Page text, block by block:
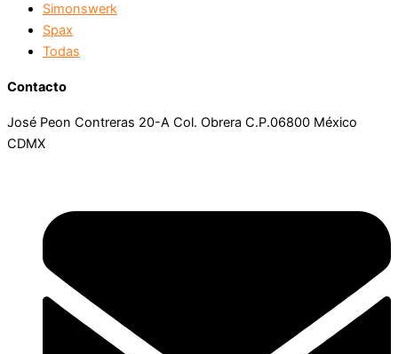
Simonswerk
Spax
Todas
Contacto
José Peon Contreras 20-A Col. Obrera C.P.06800 México
CDMX